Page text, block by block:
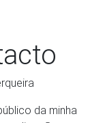
da minha